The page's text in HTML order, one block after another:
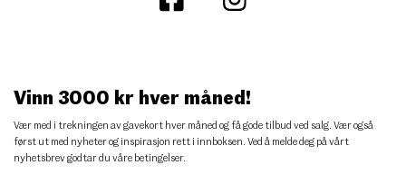
Vinn 3000 kr hver måned!
Vær med i trekningen av gavekort hver måned og få gode tilbud ved salg. Vær også
først ut med nyheter og inspirasjon rett i innboksen. Ved å melde deg på vårt
nyhetsbrev godtar du våre betingelser.